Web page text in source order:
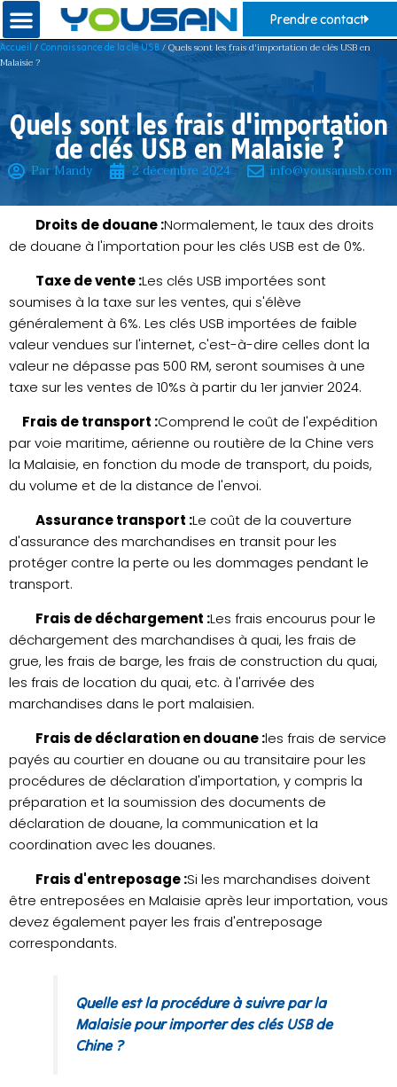
Prendre contact
Accueil / Connaissance de la clé USB / Quels sont les frais d'importation de clés USB en
Malaisie ?
Quels sont les frais d'importation
de clés USB en Malaisie ?
Par Mandy 2 décembre 2024 info@yousanusb.com
Droits de douane :Normalement, le taux des droits
de douane à l'importation pour les clés USB est de 0%.
Taxe de vente :Les clés USB importées sont
soumises à la taxe sur les ventes, qui s'élève
généralement à 6%. Les clés USB importées de faible
valeur vendues sur l'internet, c'est-à-dire celles dont la
valeur ne dépasse pas 500 RM, seront soumises à une
taxe sur les ventes de 10%s à partir du 1er janvier 2024.
Frais de transport :Comprend le coût de l'expédition
par voie maritime, aérienne ou routière de la Chine vers
la Malaisie, en fonction du mode de transport, du poids,
du volume et de la distance de l'envoi.
Assurance transport :Le coût de la couverture
d'assurance des marchandises en transit pour les
protéger contre la perte ou les dommages pendant le
transport.
Frais de déchargement :Les frais encourus pour le
déchargement des marchandises à quai, les frais de
grue, les frais de barge, les frais de construction du quai,
les frais de location du quai, etc. à l'arrivée des
marchandises dans le port malaisien.
Frais de déclaration en douane :les frais de service
payés au courtier en douane ou au transitaire pour les
procédures de déclaration d'importation, y compris la
préparation et la soumission des documents de
déclaration de douane, la communication et la
coordination avec les douanes.
Frais d'entreposage :Si les marchandises doivent
être entreposées en Malaisie après leur importation, vous
devez également payer les frais d'entreposage
correspondants.
Quelle est la procédure à suivre par la
Malaisie pour importer des clés USB de
Chine ?